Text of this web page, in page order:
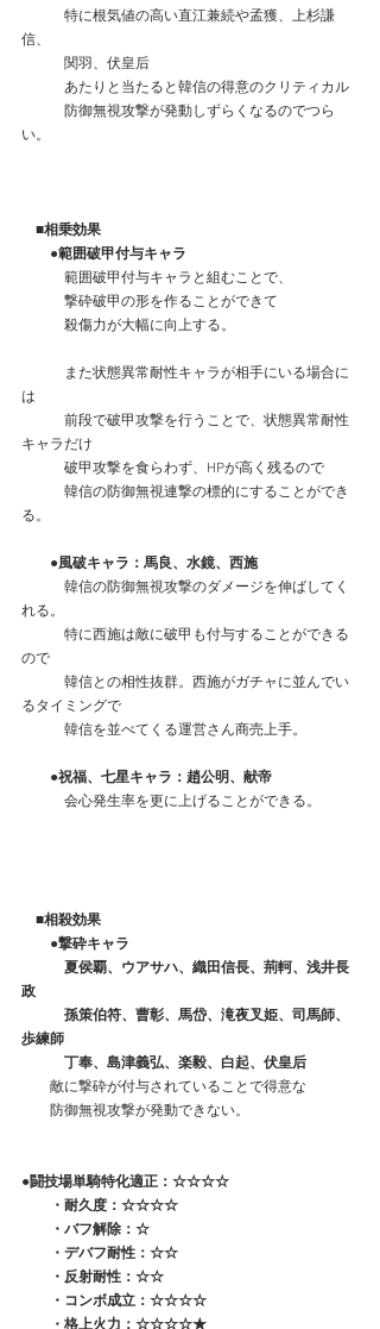
特に根気値の高い直江兼続や孟獲、上杉謙
信、
関羽、伏皇后
あたりと当たると韓信の得意のクリティカル
防御無視攻撃が発動しずらくなるのでつら
い。
■相乗効果
●範囲破甲付与キャラ
範囲破甲付与キャラと組むことで、
撃砕破甲の形を作ることができて
殺傷力が大幅に向上する。
また状態異常耐性キャラが相手にいる場合に
は
前段で破甲攻撃を行うことで、状態異常耐性
キャラだけ
破甲攻撃を食らわず、HPが高く残るので
韓信の防御無視連撃の標的にすることができ
る。
●風破キャラ：馬良、水鏡、西施
韓信の防御無視攻撃のダメージを伸ばしてく
れる。
特に西施は敵に破甲も付与することができる
ので
韓信との相性抜群。西施がガチャに並んでい
るタイミングで
韓信を並べてくる運営さん商売上手。
●祝福、七星キャラ：趙公明、献帝
会心発生率を更に上げることができる。
■相殺効果
●撃砕キャラ
夏侯覇、ウアサハ、織田信長、荊軻、浅井長
政
孫策伯符、曹彰、馬岱、滝夜叉姫、司馬師、
歩練師
丁奉、島津義弘、楽毅、白起、伏皇后
敵に撃砕が付与されていることで得意な
防御無視攻撃が発動できない。
●闘技場単騎特化適正： ☆☆☆☆
・耐久度：☆☆☆☆
・バフ解除：☆
・デバフ耐性：☆☆
・反射耐性：☆☆
・コンボ成立：☆☆☆☆
・格上火力：☆☆☆☆★